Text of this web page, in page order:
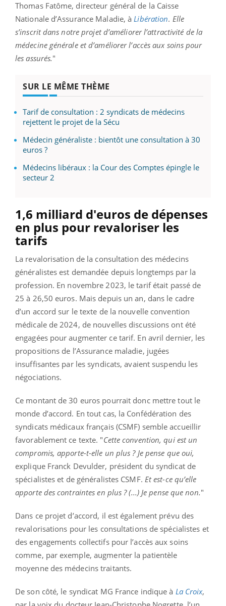
Thomas Fatôme, directeur général de la Caisse
Nationale d’Assurance Maladie, àLibération. Elle
s’inscrit dans notre projet d’améliorer l’attractivité de la
médecine générale et d’améliorer l’accès aux soins pour
les assurés."
SUR LE MÊME THÈME
Tarif de consultation : 2 syndicats de médecins
rejettent le projet de la Sécu
Médecin généraliste : bientôt une consultation à 30
euros ?
Médecins libéraux : la Cour des Comptes épingle le
secteur 2
1,6 milliard d'euros de dépenses
en plus pour revaloriser les
tarifs
La revalorisation de la consultation des médecins
généralistes est demandée depuis longtemps par la
profession. En novembre 2023, le tarif était passé de
25 à 26,50 euros. Mais depuis un an, dans le cadre
d’un accord sur le texte de la nouvelle convention
médicale de 2024, de nouvelles discussions ont été
engagées pour augmenter ce tarif. En avril dernier, les
propositions de l’Assurance maladie, jugées
insuffisantes par les syndicats, avaient suspendu les
négociations.
Ce montant de 30 euros pourrait donc mettre tout le
monde d’accord. En tout cas, la Confédération des
syndicats médicaux français (CSMF) semble accueillir
favorablement ce texte. "Cette convention, qui est un
compromis, apporte-t-elle un plus ? Je pense que oui,
explique Franck Devulder, président du syndicat de
spécialistes et de généralistes CSMF. Et est-ce qu’elle
apporte des contraintes en plus ? (...) Je pense que non."
Dans ce projet d’accord, il est également prévu des
revalorisations pour les consultations de spécialistes et
des engagements collectifs pour l’accès aux soins
comme, par exemple, augmenter la patientèle
moyenne des médecins traitants.
De son côté, le syndicat MG France indique à La Croix,